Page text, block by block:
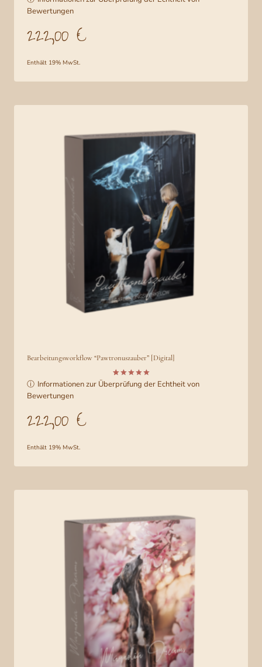
mit
5.00
Bewertungen
222,00€
Enthält 19% MwSt.
Bearbeitungsworkflow “Pawtronuszauber” [Digital]
Bewertet
mit
5.00
2
ⓘ Informationen zur Überprüfung der Echtheit von
Bewertungen
222,00€
Enthält 19% MwSt.